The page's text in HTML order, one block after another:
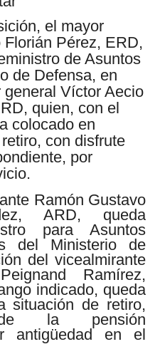
el mayor
Pérez, ERD,
de Asuntos
de Defensa, en
Víctor Aecio
quien, con el
colocado en
con disfrute
por
Ramón Gustavo
ARD, queda
para Asuntos
del Ministerio de
del vicealmirante
Ramírez,
indicado, queda
situación de retiro,
la pensión
antigüedad en el